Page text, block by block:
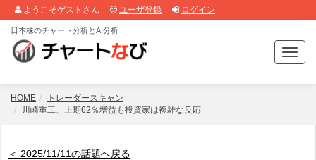
ようこそゲストさん ユーザ登録 ログイン
T
o
g
日本株のチャート分析とAI分析
HOME
トレーダースキャン
川崎重工、上期62％増益も投資家は複雑な反応
＜ 2025/11/11の話題へ戻る